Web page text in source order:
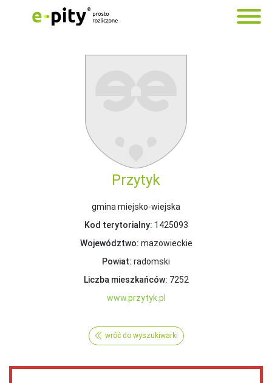
Przytyk
gmina miejsko-wiejska
Kod terytorialny: 1425093
Województwo: mazowieckie
Powiat: radomski
Liczba mieszkańców: 7252
www.przytyk.pl
wróć do wyszukiwarki